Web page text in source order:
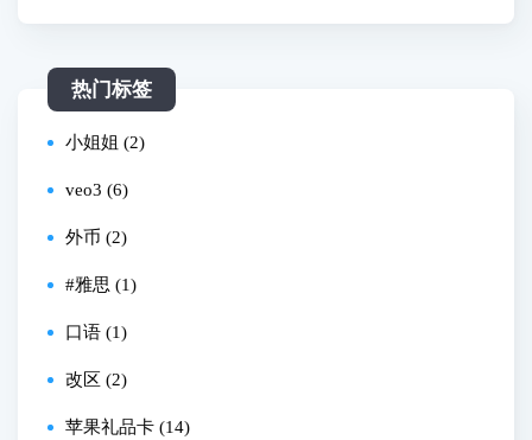
热门标签
小姐姐 (2)
veo3 (6)
外币 (2)
#雅思 (1)
口语 (1)
改区 (2)
苹果礼品卡 (14)